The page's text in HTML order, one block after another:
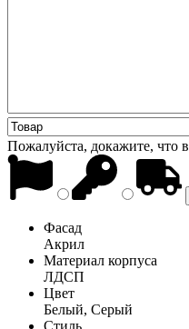
Пожалуйста, докажите, что
Фасад
Акрил
Материал корпуса
ЛДСП
Цвет
Белый, Серый
Стиль